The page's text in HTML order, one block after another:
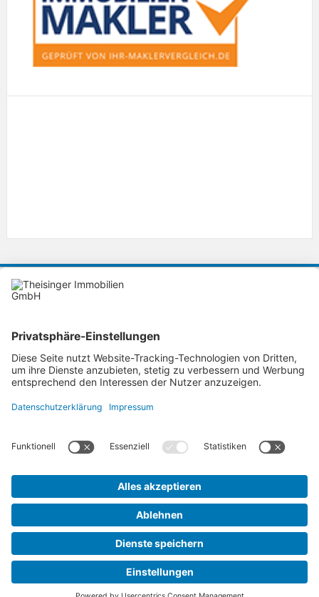
Lorenz-Schmidt-Strasse 36
85055Ingolstadt
theisinger-immobilien@t-online.de
AGB-Datenschutz Widerruf-Impressum
Maklervertrag widerrufen
THEISINGER IMMOBILIEN GMBH - COPYRIGHT 2026